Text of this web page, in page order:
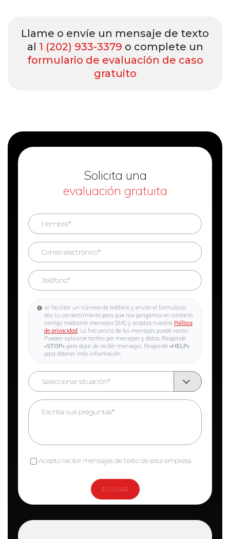
Llame o envíe un mensaje de texto
al 1 (202) 933-3379 o complete un
formulario de evaluación de caso
gratuito
Solicita una
evaluación gratuita
Al facilitar un número de teléfono y enviar el formulario,
das tu consentimiento para que nos pongamos en contacto
contigo mediante mensajes SMS y aceptas nuestra Política
de privacidad. La frecuencia de los mensajes puede variar.
Pueden aplicarse tarifas por mensajes y datos. Responde
«STOP» para dejar de recibir mensajes. Responde «HELP»
para obtener más información.
Acepto recibir mensajes de texto de esta empresa.